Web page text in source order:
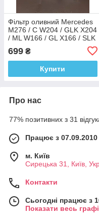
Фільтр оливний Mercedes
M276 / C W204 / GLK X204
/ ML W166 / GL X166 / SLK
699 ₴
Купити
Про нас
77% позитивних з 31
Працює з 07.09.2010
м. Київ
Сирецька 31, Київ,
Контакти
Сьогодні працює з
Показати весь